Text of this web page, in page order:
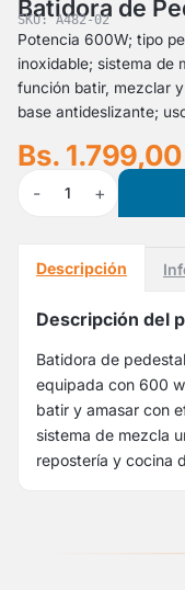
Batidora de
SKU: A482-02
Potencia 600W; tipo
inoxidable; sistema de
función batir, mezclar
base antideslizante;
Bs. 1.799,00
- 1 +
Descripción
Descripción del
Batidora de
equipada con 600
batir y amasar con
sistema de mezcla
repostería y cocina